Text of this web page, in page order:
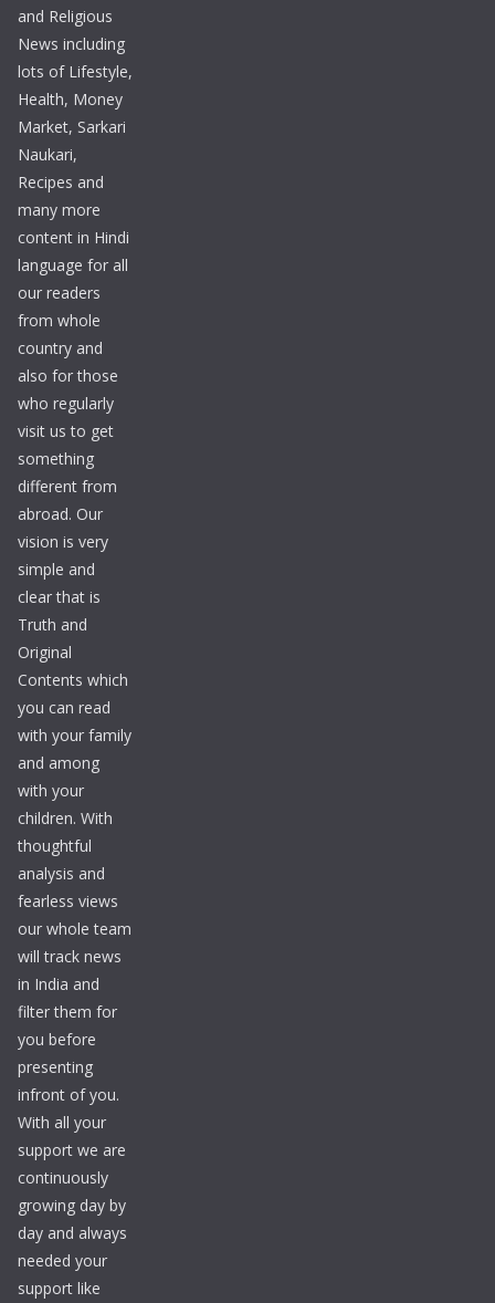
and Religious
News including
lots of Lifestyle,
Health, Money
Market, Sarkari
Naukari,
Recipes and
many more
content in Hindi
language for all
our readers
from whole
country and
also for those
who regularly
visit us to get
something
different from
abroad. Our
vision is very
simple and
clear that is
Truth and
Original
Contents which
you can read
with your family
and among
with your
children. With
thoughtful
analysis and
fearless views
our whole team
will track news
in India and
filter them for
you before
presenting
infront of you.
With all your
support we are
continuously
growing day by
day and always
needed your
support like